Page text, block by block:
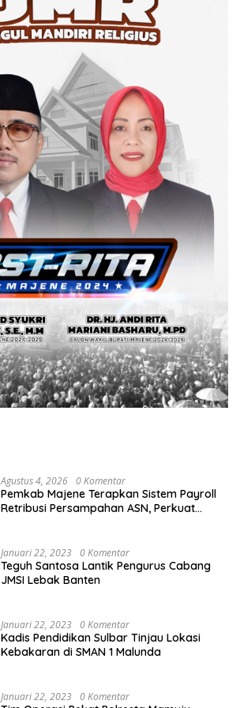
Agustus 4, 2026 0 Komentar
Pemkab Majene Terapkan Sistem Payroll
Retribusi Persampahan ASN, Perkuat
Januari 22, 2023 0 Komentar
Teguh Santosa Lantik Pengurus Cabang
JMSI Lebak Banten
Januari 22, 2023 0 Komentar
Kadis Pendidikan Sulbar Tinjau Lokasi
Kebakaran di SMAN 1 Malunda
Januari 22, 2023 0 Komentar